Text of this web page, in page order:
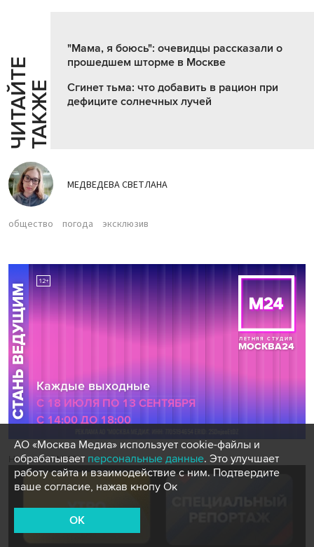
Ч
И
Т
АЙ
Т
Е
Т
А
К
ЖЕ
"Мама, я боюсь": очевидцы рассказали о
прошедшем шторме в Москве
Сгинет тьма: что добавить в рацион при
дефиците солнечных лучей
МЕДВЕДЕВА СВЕТЛАНА
общество погода эксклюзив
Новости СМИ2
АО «Москва Медиа» использует cookie-файлы и
обрабатывает персональные данные. Это улучшает
работу сайта и взаимодействие с ним. Подтвердите
ваше согласие, нажав кнопу Ок
OK